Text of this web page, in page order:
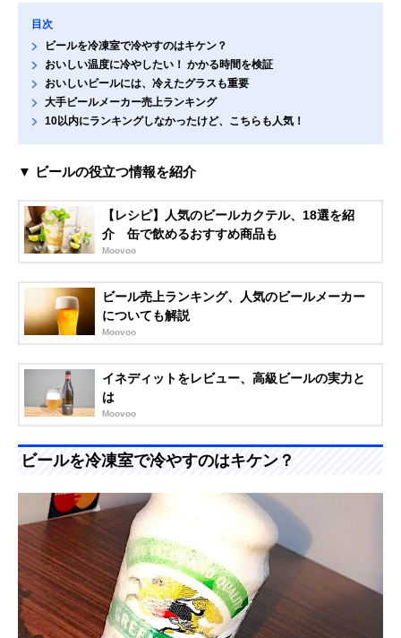
目次
ビールを冷凍室で冷やすのはキケン？
おいしい温度に冷やしたい！ かかる時間を検証
おいしいビールには、冷えたグラスも重要
大手ビールメーカー売上ランキング
10以内にランキングしなかったけど、こちらも人気！
▼ ビールの役立つ情報を紹介
【レシピ】人気のビールカクテル、18選を紹
介 缶で飲めるおすすめ商品も
Moovoo
ビール売上ランキング、人気のビールメーカー
についても解説
Moovoo
イネディットをレビュー、高級ビールの実力と
は
Moovoo
ビールを冷凍室で冷やすのはキケン？